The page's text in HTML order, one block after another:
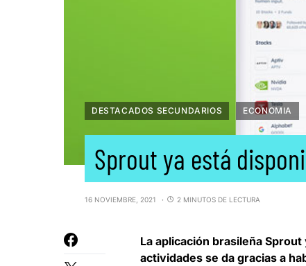
DESTACADOS SECUNDARIOS ECONOMIA
Sprout ya está
16 NOVIEMBRE, 2021 2 MINUTOS DE LECTURA
La aplicación brasileña Sprout
actividades se da gracias a